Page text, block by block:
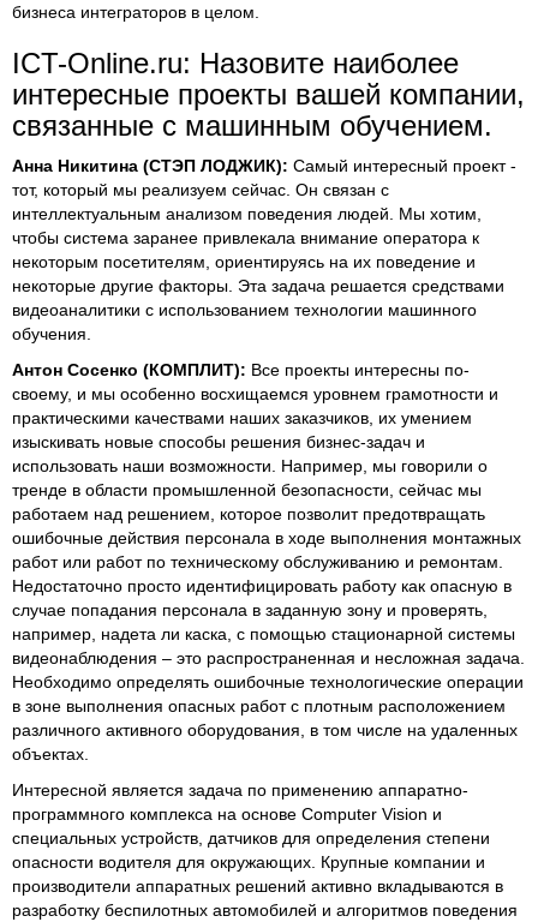
бизнеса интеграторов в целом.
ICT-Online.ru: Назовите наиболее
интересные проекты вашей компании,
связанные с машинным обучением.
Анна Никитина (СТЭП ЛОДЖИК): Самый интересный проект -
тот, который мы реализуем сейчас. Он связан с
интеллектуальным анализом поведения людей. Мы хотим,
чтобы система заранее привлекала внимание оператора к
некоторым посетителям, ориентируясь на их поведение и
некоторые другие факторы. Эта задача решается средствами
видеоаналитики с использованием технологии машинного
обучения.
Антон Сосенко (КОМПЛИТ): Все проекты интересны по-
своему, и мы особенно восхищаемся уровнем грамотности и
практическими качествами наших заказчиков, их умением
изыскивать новые способы решения бизнес-задач и
использовать наши возможности. Например, мы говорили о
тренде в области промышленной безопасности, сейчас мы
работаем над решением, которое позволит предотвращать
ошибочные действия персонала в ходе выполнения монтажных
работ или работ по техническому обслуживанию и ремонтам.
Недостаточно просто идентифицировать работу как опасную в
случае попадания персонала в заданную зону и проверять,
например, надета ли каска, с помощью стационарной системы
видеонаблюдения – это распространенная и несложная задача.
Необходимо определять ошибочные технологические операции
в зоне выполнения опасных работ с плотным расположением
различного активного оборудования, в том числе на удаленных
объектах.
Интересной является задача по применению аппаратно-
программного комплекса на основе Computer Vision и
специальных устройств, датчиков для определения степени
опасности водителя для окружающих. Крупные компании и
производители аппаратных решений активно вкладываются в
разработку беспилотных автомобилей и алгоритмов поведения